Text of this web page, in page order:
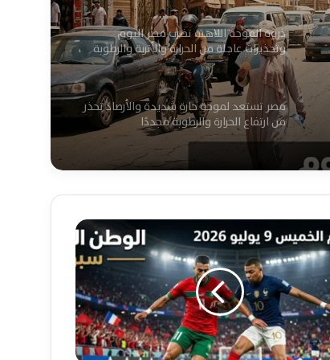
ذروة الموجة اللاهبة تضرب مصر اليوم
وتحذيرات عاجلة من الحرارة والأتربة والرطوبة
الشديدة
مصر تستعد لموجة حارة شديدة والأرصاد تحذر
من ارتفاع الحرارة والرطوبة مجددًا
بالقاهرة 40 وتحذيرات من اضطراب الملاحة
ارتفاع جديد بدرجات الحرارة اليوم وتحذيرات
الأرصاد للمحافظات من الشبورة والرياح المثيرة
للأتربة
هدنة مؤقتة من اللهيب.. الأرصاد تكشف
مفاجآت الطقس وتحذر من الشبورة واضطراب
الملاحة اليوم